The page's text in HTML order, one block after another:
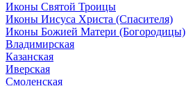
Иконы Святой Троицы
Иконы Иисуса Христа (Спасителя)
Иконы Божией Матери (Богородицы)
Владимирская
Казанская
Иверская
Смоленская